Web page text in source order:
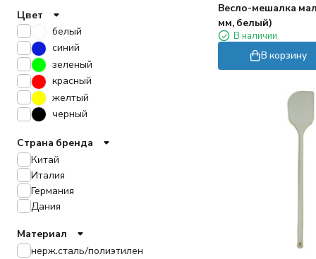
Весло-мешалка
мм, белый)
В наличии
В корзину
Цвет
белый
синий
зеленый
красный
желтый
черный
Страна бренда
Китай
Италия
Германия
Дания
Материал
нерж.сталь/полиэтилен